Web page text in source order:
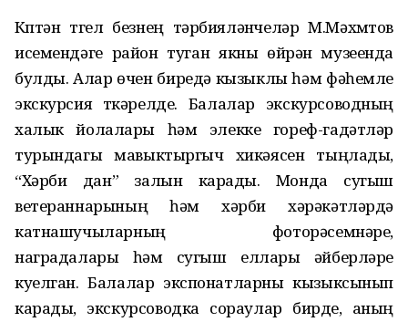
Күптән түгел безнең тәрбияләнүчеләр М.Мәхмүтов
исемендәге район туган якны өйрәнү музеенда
булды. Алар өчен биредә кызыклы һәм фәһемле
экскурсия үткәрелде. Балалар экскурсоводның
халык йолалары һәм элекке гореф-гадәтләр
турындагы мавыктыргыч хикәясен тыңлады,
“Хәрби дан” залын карады. Монда сугыш
ветераннарының һәм хәрби хәрәкәтләрдә
катнашучыларның фоторәсемнәре,
наградалары һәм сугыш еллары әйберләре
куелган. Балалар экспонатларны кызыксынып
карады, экскурсоводка сораулар бирде, аның